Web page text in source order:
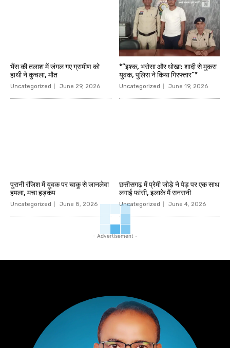
भैंस की तलाश में जंगल गए ग्रामीण को
हाथी ने कुचला, मौत
Uncategorized June 29, 2026
*”इश्क, भरोसा और धोखा: शादी से मुकरा
युवक, पुलिस ने किया गिरफ्तार”*
Uncategorized June 19, 2026
पुरानी रंजिश में युवक पर चाकू से जानलेवा
हमला, मचा हड़कंप
Uncategorized June 8, 2026
छत्तीसगढ़ में प्रेमी जोड़े ने पेड़ पर एक साथ
लगाई फांसी, इलाके मैं सनसनी
Uncategorized June 4, 2026
- Advertisement -